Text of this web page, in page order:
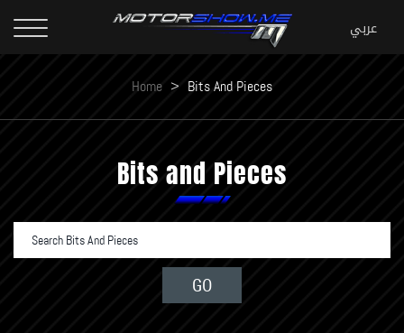
Home > Bits And Pieces
Bits and Pieces